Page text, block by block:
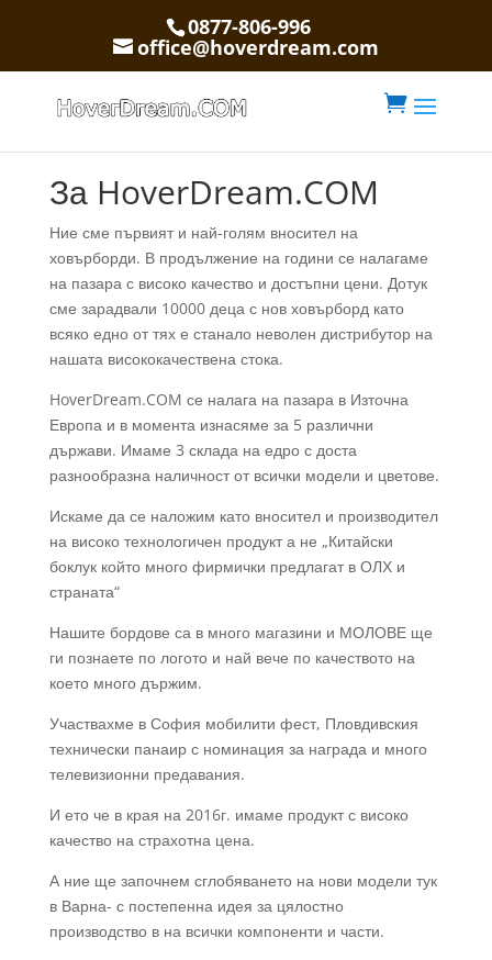
0877-806-996
office@hoverdream.com

За HoverDream.COM
Ние сме първият и най-голям вносител на
ховърборди. В продължение на години се налагаме
на пазара с високо качество и достъпни цени. Дотук
сме зарадвали 10000 деца с нов ховърборд като
всяко едно от тях е станало неволен дистрибутор на
нашата висококачествена стока.
HoverDream.COM се налага на пазара в Източна
Европа и в момента изнасяме за 5 различни
държави. Имаме 3 склада на едро с доста
разнообразна наличност от всички модели и цветове.
Искаме да се наложим като вносител и производител
на високо технологичен продукт а не „Китайски
боклук който много фирмички предлагат в ОЛХ и
страната“
Нашите бордове са в много магазини и МОЛОВЕ ще
ги познаете по логото и най вече по качеството на
което много държим.
Участвахме в София мобилити фест, Пловдивския
технически панаир с номинация за награда и много
телевизионни предавания.
И ето че в края на 2016г. имаме продукт с високо
качество на страхотна цена.
А ние ще започнем сглобяването на нови модели тук
в Варна- с постепенна идея за цялостно
производство в на всички компоненти и части.